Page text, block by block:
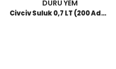
DURU YEM
Civciv Suluk 0,7 LT (200 Adet)